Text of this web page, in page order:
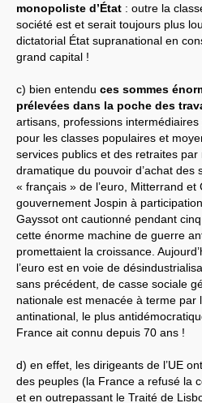
monopoliste d’État : outre la
société est et serait toujours plus
dictatorial État supranational en
grand capital !
c) bien entendu ces sommes
prélevées dans la poche des
artisans, professions intermédiaires
pour les classes populaires et
services publics et des retraites
dramatique du pouvoir d’achat des
« français » de l’euro, Mitterrand et
gouvernement Jospin à
Gayssot ont cautionné pendant
cette énorme machine de guerre
promettaient la croissance.
l’euro est en voie de
sans précédent, de casse sociale
nationale est menacée à terme par
antinational, le plus
France ait connu depuis 70 ans !
d) en effet, les dirigeants de l’UE
des peuples (la France a refusé la
et en outrepassant le Traité de